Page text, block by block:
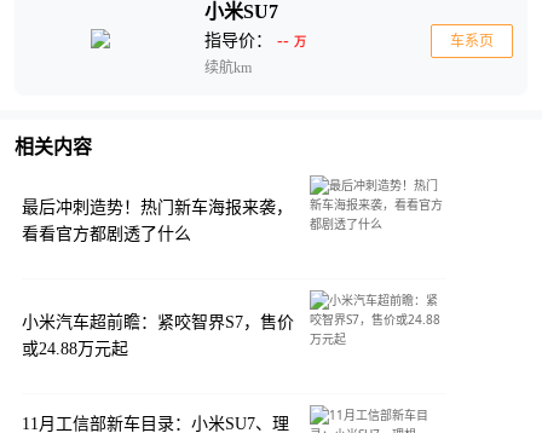
小米SU7
指导价： -- 万
续航km
车系页
相关内容
最后冲刺造势！热门新车海报来袭，
看看官方都剧透了什么
小米汽车超前瞻：紧咬智界S7，售价
或24.88万元起
11月工信部新车目录：小米SU7、理